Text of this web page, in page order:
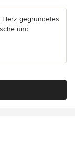
Herz gegründetes
und